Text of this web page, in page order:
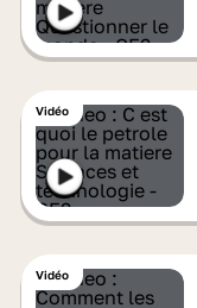
Vidéo
Vidéo